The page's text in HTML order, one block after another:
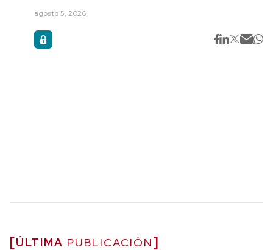
agosto 5, 2026
ÚLTIMA PUBLICACIÓN